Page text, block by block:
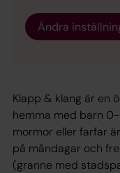
Ändra
Klapp & klang är en
hemma med barn
mormor eller farfar
på måndagar och
(granne med